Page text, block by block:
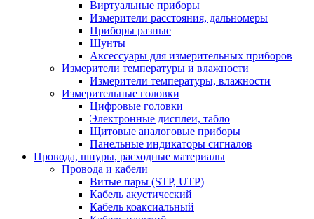
Виртуальные приборы
Измерители расстояния, дальномеры
Приборы разные
Шунты
Аксессуары для измерительных приборов
Измерители температуры и влажности
Измерители температуры, влажности
Измерительные головки
Цифровые головки
Электронные дисплеи, табло
Щитовые аналоговые приборы
Панельные индикаторы сигналов
Провода, шнуры, расходные материалы
Провода и кабели
Витые пары (STP, UTP)
Кабель акустический
Кабель коаксиальный